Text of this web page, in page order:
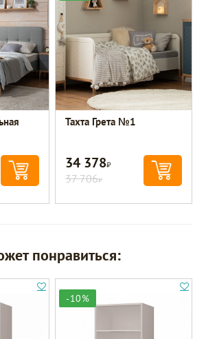
Тахта Грета №1
34 378Р
37 706Р
понравиться:
-10%